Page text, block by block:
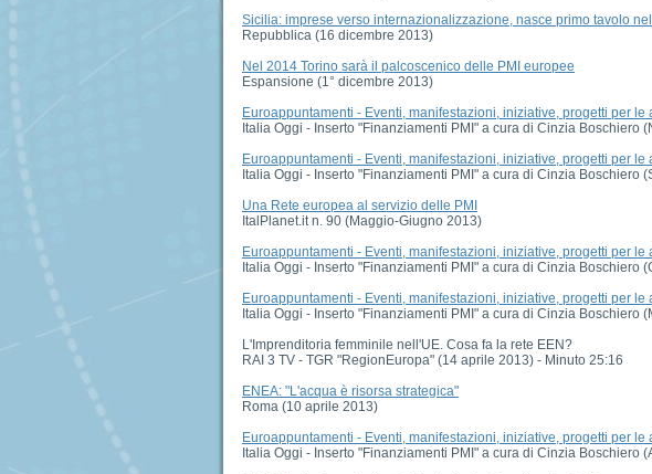
Sicilia: imprese verso internazionalizzazione, nasce primo tavolo
Repubblica (16 dicembre 2013)
Nel 2014 Torino sarà il palcoscenico delle PMI europee
Espansione (1° dicembre 2013)
Euroappuntamenti - Eventi, manifestazioni, iniziative, progetti per le
Italia Oggi - Inserto "Finanziamenti PMI" a cura di Cinzia Boschiero
Euroappuntamenti - Eventi, manifestazioni, iniziative, progetti per le
Italia Oggi - Inserto "Finanziamenti PMI" a cura di Cinzia Boschiero
Una Rete europea al servizio delle PMI
ItalPlanet.it n. 90 (Maggio-Giugno 2013)
Euroappuntamenti - Eventi, manifestazioni, iniziative, progetti per le
Italia Oggi - Inserto "Finanziamenti PMI" a cura di Cinzia Boschiero
Euroappuntamenti - Eventi, manifestazioni, iniziative, progetti per le
Italia Oggi - Inserto "Finanziamenti PMI" a cura di Cinzia Boschiero
L'Imprenditoria femminile nell'UE. Cosa fa la rete EEN?
RAI 3 TV - TGR "RegionEuropa" (14 aprile 2013) - Minuto 25:16
ENEA: "L'acqua è risorsa strategica"
Roma (10 aprile 2013)
Euroappuntamenti - Eventi, manifestazioni, iniziative, progetti per le
Italia Oggi - Inserto "Finanziamenti PMI" a cura di Cinzia Boschiero